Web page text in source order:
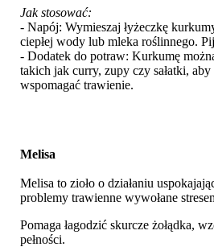
Jak stosować:
- Napój: Wymieszaj łyżeczkę
ciepłej wody lub mleka roślinnego.
- Dodatek do potraw: Kurkumę
takich jak curry, zupy czy sałatki,
wspomagać trawienie.
Melisa
Melisa to zioło o działaniu
problemy trawienne wywołane
Pomaga łagodzić skurcze żołądka,
pełności.